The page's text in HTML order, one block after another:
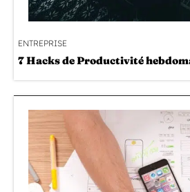
ENTREPRISE
7 Hacks de Productivité